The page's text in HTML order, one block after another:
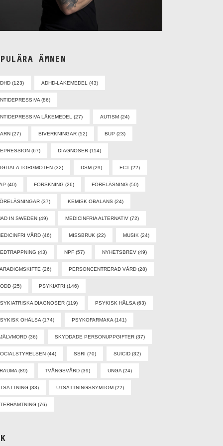
ÄMNEN
(123) ADHD-LÄKEMEDEL (43)
(86)
LÄKEMEDEL (27) AUTISM (24)
(27) BIVERKNINGAR (52) BUP (23)
(67) DIAGNOSER (114)
TORGMÖTEN (32) DSM (29) ECT (22)
(40) FORSKNING (26) FÖRELÄSNING (50)
(37) KEMISK OBALANS (24)
IN SWEDEN (49) MEDICINFRIA ALTERNATIV (72)
VÅRD (46) MISSBRUK (22) MUSIK (24)
(43) NPF (57) NYHETSBREV (49)
(26) PERSONCENTRERAD VÅRD (28)
(25) PSYKIATRI (146)
DIAGNOSER (119) PSYKISK HÄLSA (63)
OHÄLSA (174) PSYKOFARMAKA (141)
(36) SKYDDADE PERSONUPPGIFTER (37)
(44) SSRI (70) SUICID (32)
(89) TVÅNGSVÅRD (39) UNGA (24)
(33) UTSÄTTNINGSSYMTOM (22)
(76)